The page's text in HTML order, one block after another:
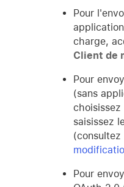
Pour
charge,
Client de
Pour
(sans
choisissez
saisissez
(consultez
Pour